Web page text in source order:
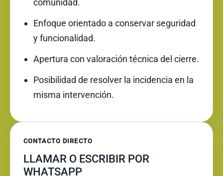
comunidad.
Enfoque orientado a conservar seguridad
y funcionalidad.
Apertura con valoración técnica del cierre.
Posibilidad de resolver la incidencia en la
misma intervención.
CONTACTO DIRECTO
LLAMAR O ESCRIBIR POR
WHATSAPP